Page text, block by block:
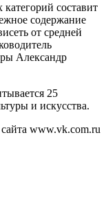
составит
содержание
от средней
Александр
25
и искусства.
www.vk.com.ru